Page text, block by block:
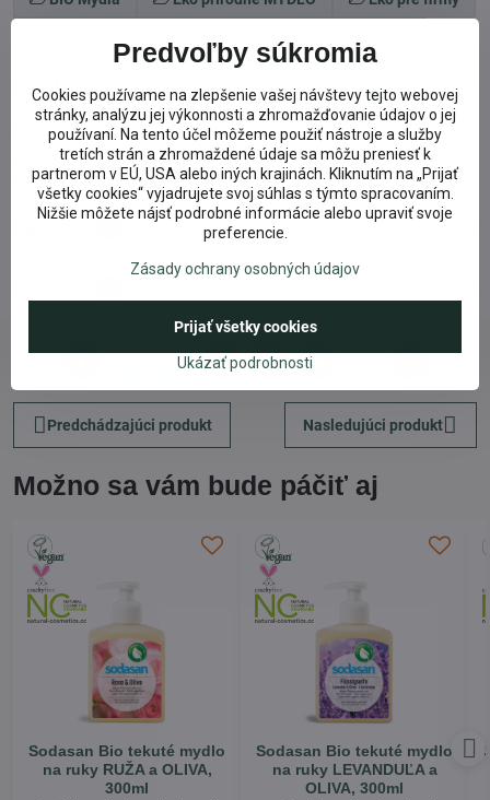
Doplnkové informácie
Kategória: Sodasan
Známky: Vegan
BlueskyPinterestReddit
Predchádzajúci produkt Nasledujúci produkt
Možno sa vám bude páčiť aj
Sodasan Bio tekuté mydlo
na ruky RUŽA a OLIVA,
300ml
Sodasan Bio tekuté mydlo
na ruky LEVANDUĽA a
OLIVA, 300ml
Predvoľby súkromia
Cookies používame na zlepšenie vašej návštevy tejto webovej
stránky, analýzu jej výkonnosti a zhromažďovanie údajov o jej
používaní. Na tento účel môžeme použiť nástroje a služby
tretích strán a zhromaždené údaje sa môžu preniesť k
partnerom v EÚ, USA alebo iných krajinách. Kliknutím na „Prijať
všetky cookies“ vyjadrujete svoj súhlas s týmto spracovaním.
Nižšie môžete nájsť podrobné informácie alebo upraviť svoje
preferencie.
Zásady ochrany osobných údajov
Ukázať podrobnosti
Prijať všetky cookies